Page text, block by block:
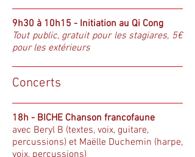
9h30 à 10h15 - Initiation au Qi Cong
Tout public, gratuit pour les stagiares, 5€
pour les extérieurs
Concerts
18h - BICHE Chanson francofaune
avec Beryl B (textes, voix, guitare,
percussions) et Maëlle Duchemin (harpe,
voix, percussions)